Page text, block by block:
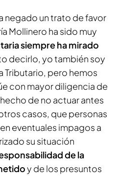
negado un trato de favor
Mollinero ha sido muy
siempre ha mirado
decirlo, yo también soy
Tributario, pero hemos
con mayor diligencia de
de no actuar antes
casos, que personas
eventuales impagos a
su situación
de la
y de los presuntos